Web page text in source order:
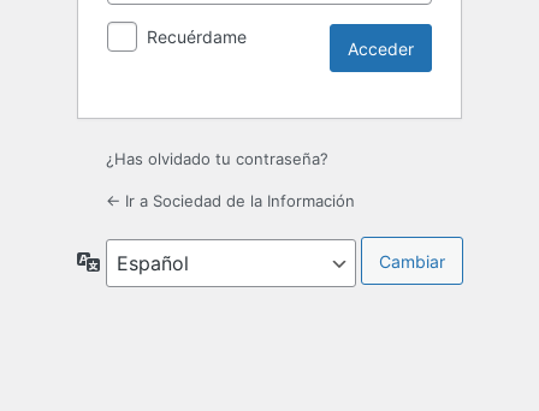
Recuérdame
¿Has olvidado tu contraseña?
← Ir a Sociedad de la Información
Idioma